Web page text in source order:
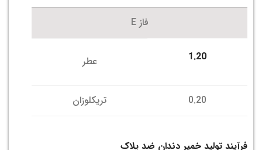
فاز E
1.20 عطر
0.20 تریکلوزان
فرآیند تولید خمیر دندان ضد پلاک